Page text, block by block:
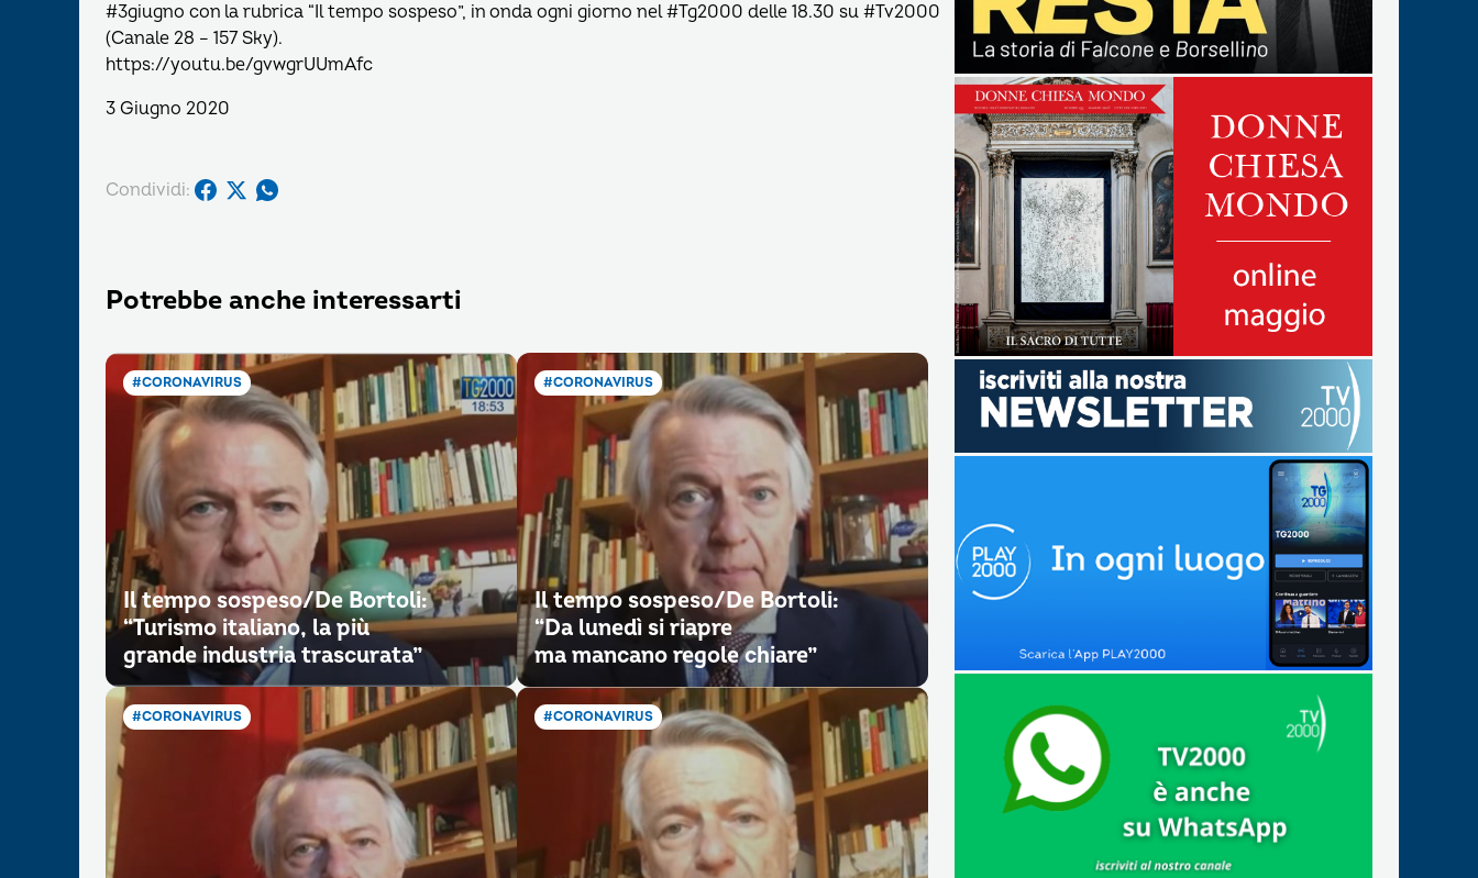
#3giugno con la rubrica “Il tempo sospeso”, in onda ogni giorno nel #Tg2000 delle 18.30 su #Tv2000
(Canale 28 – 157 Sky).
https://youtu.be/gvwgrUUmAfc
3 Giugno 2020
Condividi:
Potrebbe anche interessarti
#CORONAVIRUS
Il tempo sospeso/De Bortoli:
“Turismo italiano, la più
grande industria trascurata”
#CORONAVIRUS
Il tempo sospeso/De Bortoli:
“Da lunedì si riapre
ma mancano regole chiare”
#CORONAVIRUS #CORONAVIRUS